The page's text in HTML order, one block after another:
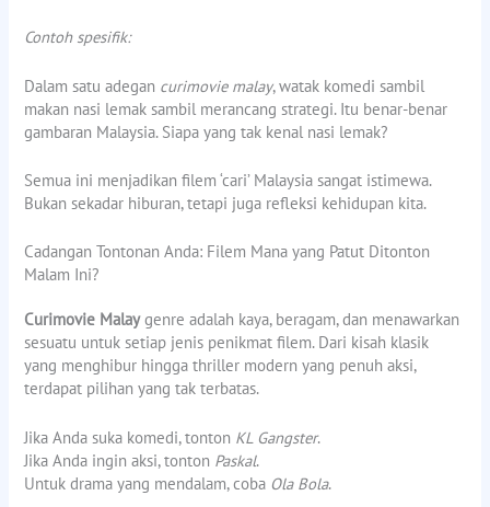
Contoh spesifik:
Dalam satu adegan curimovie malay, watak komedi sambil
makan nasi lemak sambil merancang strategi. Itu benar-benar
gambaran Malaysia. Siapa yang tak kenal nasi lemak?
Semua ini menjadikan filem ‘cari’ Malaysia sangat istimewa.
Bukan sekadar hiburan, tetapi juga refleksi kehidupan kita.
Cadangan Tontonan Anda: Filem Mana yang Patut Ditonton
Malam Ini?
Curimovie Malaygenre adalah kaya, beragam, dan menawarkan
sesuatu untuk setiap jenis penikmat filem. Dari kisah klasik
yang menghibur hingga thriller modern yang penuh aksi,
terdapat pilihan yang tak terbatas.
Jika Anda suka komedi, tonton KL Gangster.
Jika Anda ingin aksi, tonton Paskal.
Untuk drama yang mendalam, coba Ola Bola.